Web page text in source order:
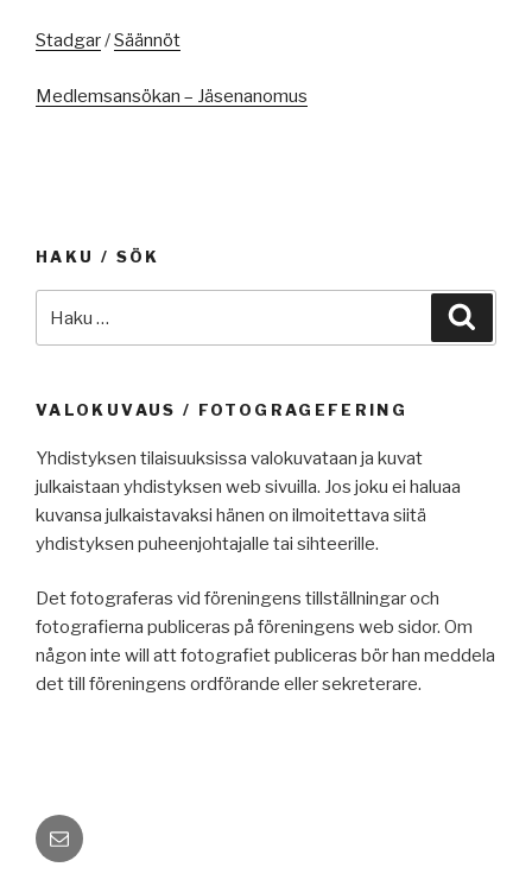
Stadgar/Säännöt
Medlemsansökan – Jäsenanomus
HAKU / SÖK
VALOKUVAUS / FOTOGRAGEFERING
Yhdistyksen tilaisuuksissa valokuvataan ja kuvat
julkaistaan yhdistyksen web sivuilla. Jos joku ei haluaa
kuvansa julkaistavaksi hänen on ilmoitettava siitä
yhdistyksen puheenjohtajalle tai sihteerille.
Det fotograferas vid föreningens tillställningar och
fotografierna publiceras på föreningens web sidor. Om
någon inte will att fotografiet publiceras bör han meddela
det till föreningens ordförande eller sekreterare.
Sähköposti